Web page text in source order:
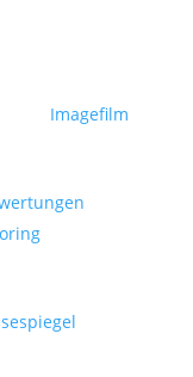
Imagefilm